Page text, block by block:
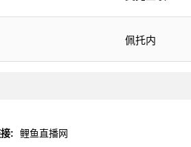
佩托内
: 鲤鱼直播网